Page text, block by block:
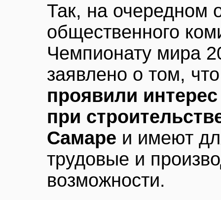
Так, на очередном
общественного
Чемпионату мира
заявлено о том,
проявили
при
Самаре и имеют
трудовые и
возможности.